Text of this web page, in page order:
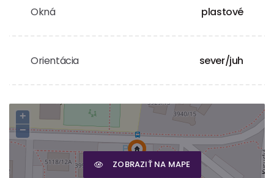
Okná plastové
Orientácia sever/juh
ZOBRAZIŤ NA MAPE
+
−